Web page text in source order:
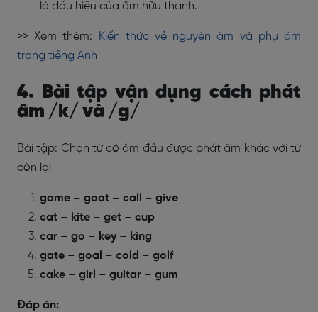
là dấu hiệu của âm hữu thanh.
>> Xem thêm:
Kiến thức về nguyên âm và phụ âm
trong tiếng Anh
4. Bài tập vận dụng cách phát
âm /k/ và /g/
Bài tập: Chọn từ có âm đầu được phát âm khác với từ
còn lại
game – goat – call – give
cat – kite – get – cup
car – go – key – king
gate – goal – cold – golf
cake – girl – guitar – gum
Đáp án: